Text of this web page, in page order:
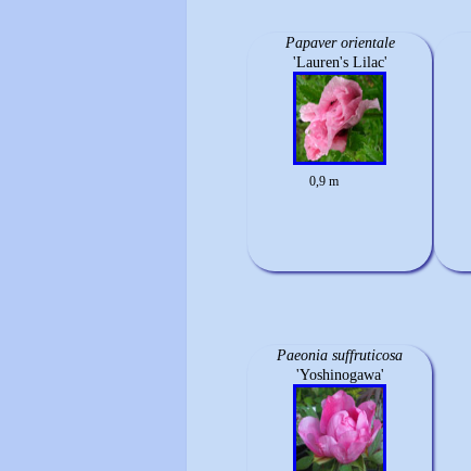
Papaver orientale
'Lauren's Lilac'
0,9 m
Paeonia suffruticosa
'Yoshinogawa'